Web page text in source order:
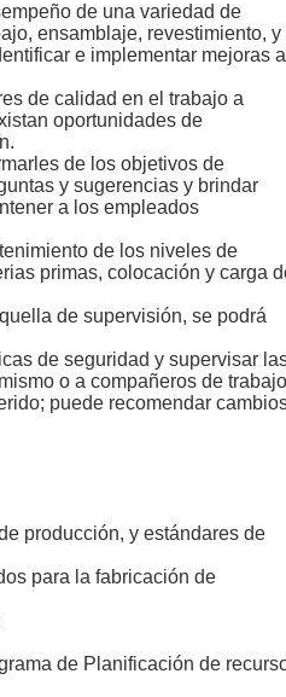
de una variedad de
ensamblaje, revestimiento, y
e implementar mejoras a
de calidad en el trabajo a
oportunidades de
de los objetivos de
y sugerencias y brindar
a los empleados
de los niveles de
primas, colocación y carga
de supervisión, se podrá
de seguridad y supervisar
o a compañeros de
puede recomendar
producción, y estándares de
para la fabricación de
de Planificación de